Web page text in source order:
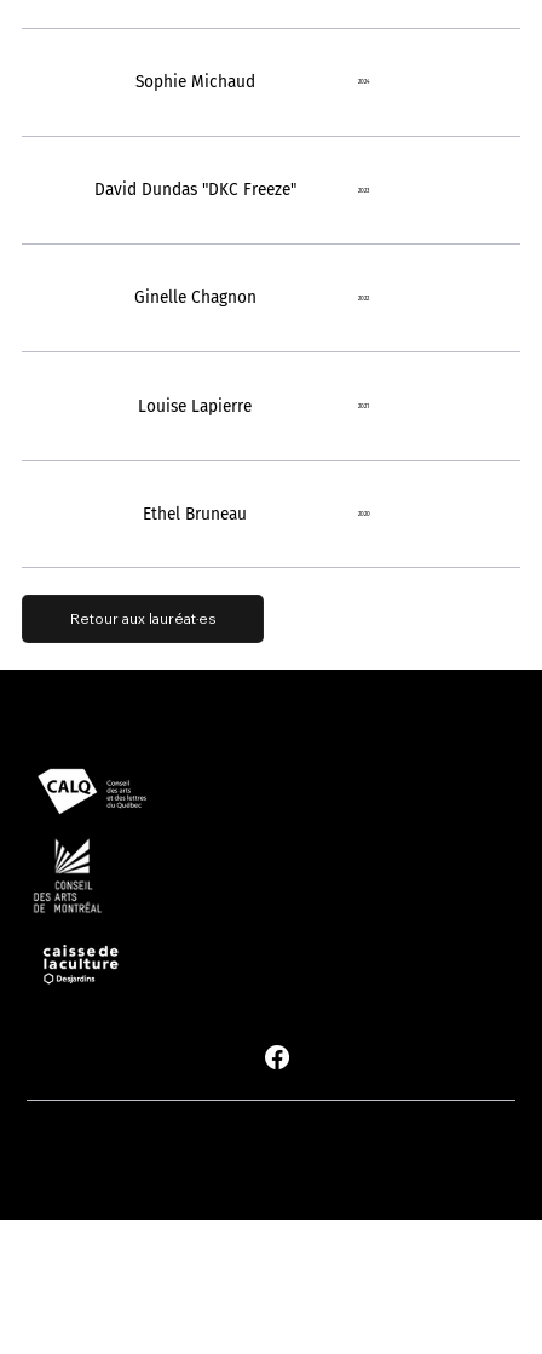
Sophie Michaud 2024
David Dundas "DKC Freeze" 2023
Ginelle Chagnon 2022
Louise Lapierre 2021
Ethel Bruneau 2020
Retour aux lauréat·es